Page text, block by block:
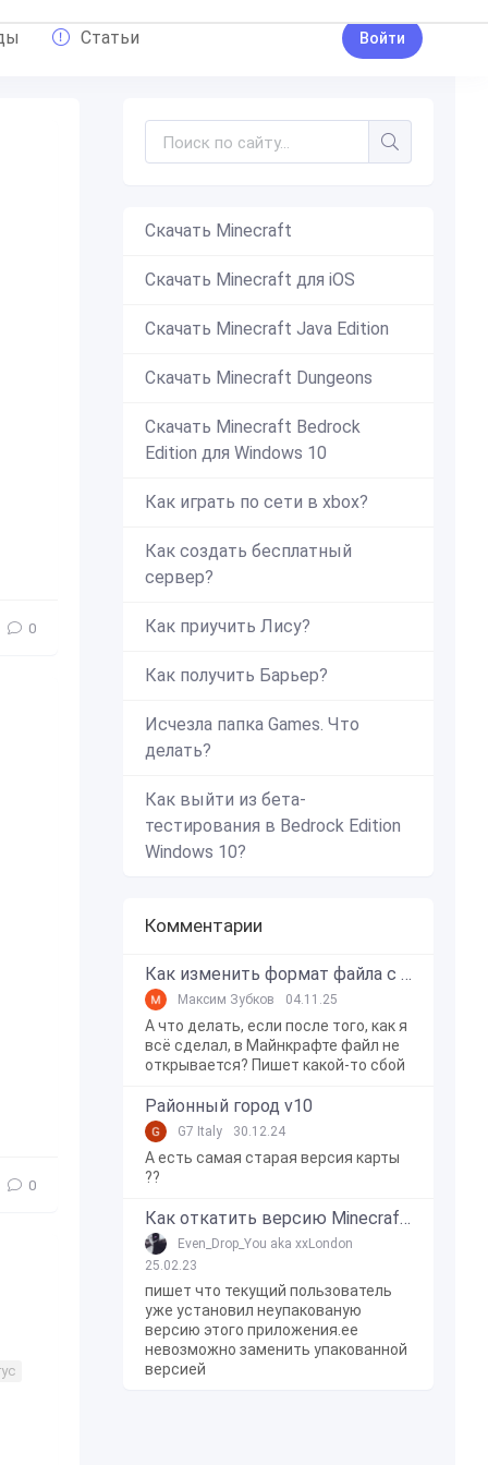
Статьи Войти
0
0
Скачать Minecraft
Скачать Minecraft для iOS
Скачать Minecraft Java Edition
Скачать Minecraft Dungeons
Скачать Minecraft Bedrock
Edition для Windows 10
Как играть по сети в xbox?
Как создать бесплатный
сервер?
Как приучить Лису?
Как получить Барьер?
Исчезла папка Games. Что
делать?
Как выйти из бета-
тестирования в Bedrock Edition
Windows 10?
Комментарии
Как изменить формат файла с zip в mcworld?
Максим Зубков 04.11.25
А что делать, если после того, как я
всё сделал, в Майнкрафте файл не
открывается? Пишет какой-то сбой
Районный город v10
G7 Italy 30.12.24
А есть самая старая версия карты
??
Как откатить версию Minecraft Bedrock Edition на Windows 10?
Even_Drop_You aka xxLondon
25.02.23
пишет что текущий пользователь
уже установил неупакованую
версию этого приложения.ее
невозможно заменить упакованной
версией